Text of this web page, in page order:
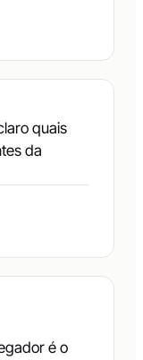
quais
da
é o